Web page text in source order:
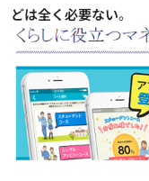
どは全く必要ない。